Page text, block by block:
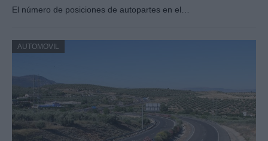
El número de posiciones de autopartes en el…
AUTOMOVIL